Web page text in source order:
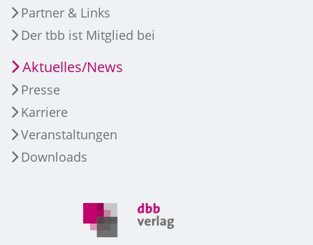
Partner & Links
Der tbb ist Mitglied bei
Aktuelles/News
Presse
Karriere
Veranstaltungen
Downloads